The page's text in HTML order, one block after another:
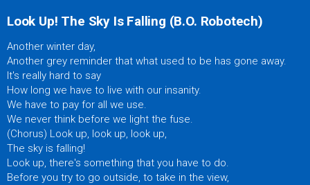
Look Up! The Sky Is Falling (B.O. Robotech)
Another winter day,
Another grey reminder that what used to be has gone away.
It's really hard to say
How long we have to live with our insanity.
We have to pay for all we use.
We never think before we light the fuse.
(Chorus) Look up, look up, look up,
The sky is falling!
Look up, there's something that you have to do.
Before you try to go outside, to take in the view,